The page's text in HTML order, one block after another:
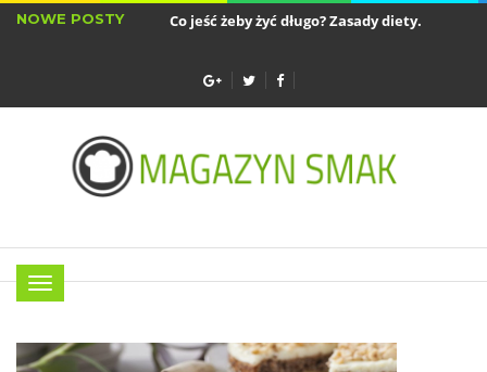
NOWE POSTY Co jeść żeby żyć długo? Zasady diety...
Menu